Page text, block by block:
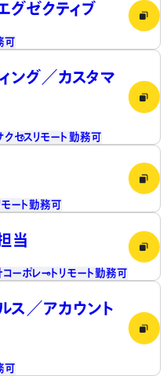
グゼクティブ
可
ング／カスタマ
クセス リモート勤務可
モート勤務可
当
コーポレート リモート勤務可
ス／アカウント
可